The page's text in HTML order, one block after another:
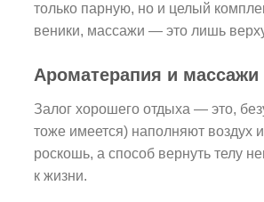
только парную, но и целый
веники, массажи — это лишь
Ароматерапия и массажи
Залог хорошего отдыха — это,
тоже имеется) наполняют воздух
роскошь, а способ вернуть телу
к жизни.